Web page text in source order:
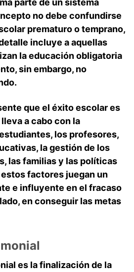
no debe confundirse
prematuro o temprano,
incluye a aquellas
la educación obligatoria
sin embargo, no
que el éxito escolar es
a cabo con la
los profesores,
la gestión de los
las familias y las políticas
factores juegan un
e influyente en el fracaso
en conseguir las metas
es la finalización de la